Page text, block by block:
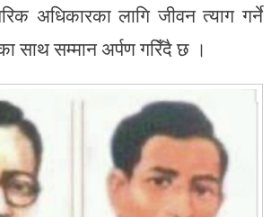
अधिकारका लागि जीवन त्याग गर्ने
साथ सम्मान अर्पण गरिँदै छ ।